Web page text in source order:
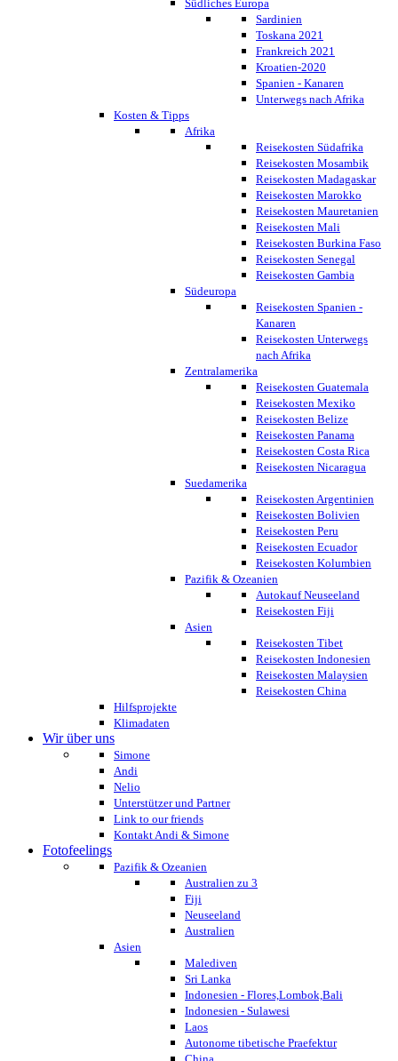
Südliches Europa
Sardinien
Toskana 2021
Frankreich 2021
Kroatien-2020
Spanien - Kanaren
Unterwegs nach Afrika
Kosten & Tipps
Afrika
Reisekosten Südafrika
Reisekosten Mosambik
Reisekosten Madagaskar
Reisekosten Marokko
Reisekosten Mauretanien
Reisekosten Mali
Reisekosten Burkina Faso
Reisekosten Senegal
Reisekosten Gambia
Südeuropa
Reisekosten Spanien -
Kanaren
Reisekosten Unterwegs
nach Afrika
Zentralamerika
Reisekosten Guatemala
Reisekosten Mexiko
Reisekosten Belize
Reisekosten Panama
Reisekosten Costa Rica
Reisekosten Nicaragua
Suedamerika
Reisekosten Argentinien
Reisekosten Bolivien
Reisekosten Peru
Reisekosten Ecuador
Reisekosten Kolumbien
Pazifik & Ozeanien
Autokauf Neuseeland
Reisekosten Fiji
Asien
Reisekosten Tibet
Reisekosten Indonesien
Reisekosten Malaysien
Reisekosten China
Hilfsprojekte
Klimadaten
Wir über uns
Simone
Andi
Nelio
Unterstützer und Partner
Link to our friends
Kontakt Andi & Simone
Fotofeelings
Pazifik & Ozeanien
Australien zu 3
Fiji
Neuseeland
Australien
Asien
Malediven
Sri Lanka
Indonesien - Flores,Lombok,Bali
Indonesien - Sulawesi
Laos
Autonome tibetische Praefektur